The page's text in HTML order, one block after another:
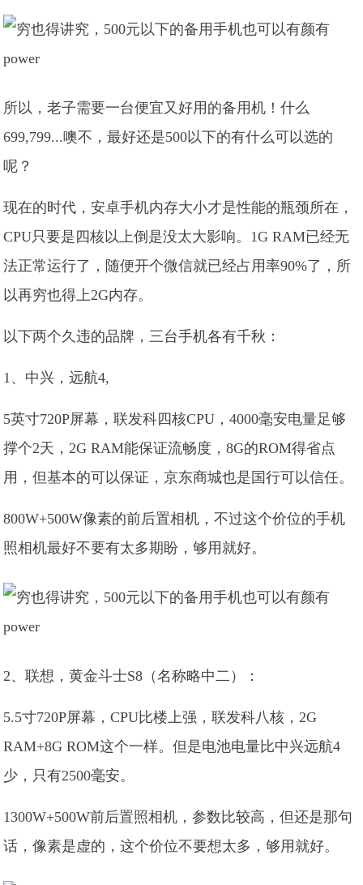
所以，老子需要一台便宜又好用的备用机！什么
699,799...噢不，最好还是500以下的有什么可以选的
呢？
现在的时代，安卓手机内存大小才是性能的瓶颈所在，
CPU只要是四核以上倒是没太大影响。1G RAM已经无
法正常运行了，随便开个微信就已经占用率90%了，所
以再穷也得上2G内存。
以下两个久违的品牌，三台手机各有千秋：
1、中兴，远航4,
5英寸720P屏幕，联发科四核CPU，4000毫安电量足够
撑个2天，2G RAM能保证流畅度，8G的ROM得省点
用，但基本的可以保证，京东商城也是国行可以信任。
800W+500W像素的前后置相机，不过这个价位的手机
照相机最好不要有太多期盼，够用就好。
2、联想，黄金斗士S8（名称略中二）：
5.5寸720P屏幕，CPU比楼上强，联发科八核，2G
RAM+8G ROM这个一样。但是电池电量比中兴远航4
少，只有2500毫安。
1300W+500W前后置照相机，参数比较高，但还是那句
话，像素是虚的，这个价位不要想太多，够用就好。